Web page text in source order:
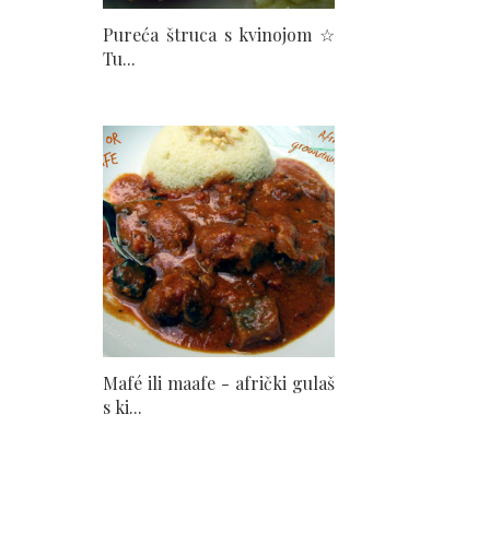
Pureća štruca s kvinojom ☆
Tu...
Mafé ili maafe - afrički gulaš
s ki...